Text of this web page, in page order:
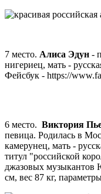
7 место. Алиса Эдун -
нигериец, мать -
Фейсбук - https://
6 место. Виктория
певица. Родилась в
камерунец, мать -
титул "российской
джазовых музыкантов
см, вес 87 кг,